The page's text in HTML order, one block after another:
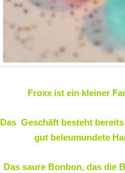
Froxx ist ein kleiner
Das Geschäft besteht
gut beleumundete
Das saure Bonbon, das die